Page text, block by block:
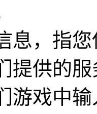
息，指
提供的
游戏中